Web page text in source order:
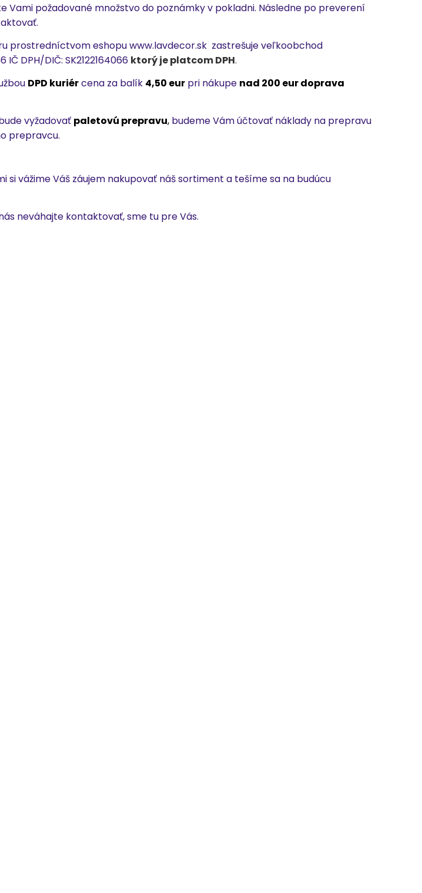
Vami požadované množstvo do poznámky v pokladni. Následne po preverení
prostredníctvom eshopu www.lavdecor.sk zastrešuje veľkoobchod
IČ DPH/DIČ: SK2122164066 ktorý je platcom DPH.
DPD kuriércena za balík 4,50 eur pri nákupe nad 200 eur doprava
vyžadovať paletovú prepravu, budeme Vám účtovať náklady na prepravu
prepravcu.
si vážime Váš záujem nakupovať náš sortiment a tešíme sa na budúcu
neváhajte kontaktovať, sme tu pre Vás.